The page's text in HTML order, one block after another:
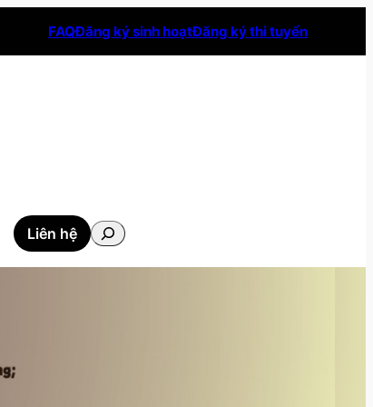
FAQĐăng ký sinh hoạtĐăng ký thi tuyển
Liên hệ
Tìm
kiếm